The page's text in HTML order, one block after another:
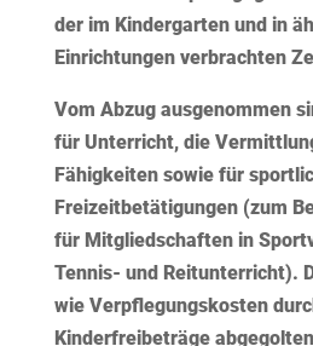
der im Kindergarten und in
Einrichtungen verbrachten
Vom Abzug ausgenommen
für Unterricht, die
Fähigkeiten sowie für
Freizeitbetätigungen (zum
für Mitgliedschaften in
Tennis- und Reitunterricht).
wie Verpflegungskosten
Kinderfreibeträge